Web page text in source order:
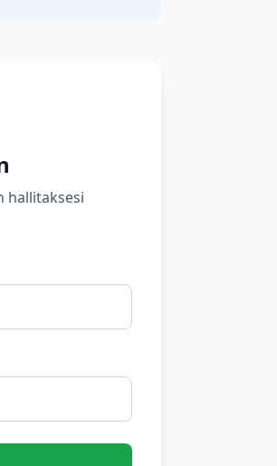
hallitaksesi